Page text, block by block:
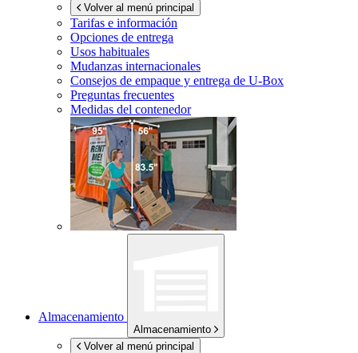
Volver al menú principal
Tarifas e información
Opciones de entrega
Usos habituales
Mudanzas internacionales
Consejos de empaque y entrega de U-Box
Preguntas frecuentes
Medidas del contenedor
Almacenamiento
Almacenamiento
Volver al menú principal